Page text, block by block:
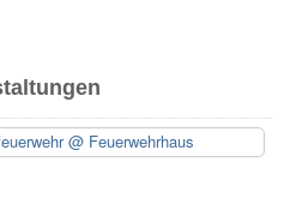
@ Feuerwehrhaus